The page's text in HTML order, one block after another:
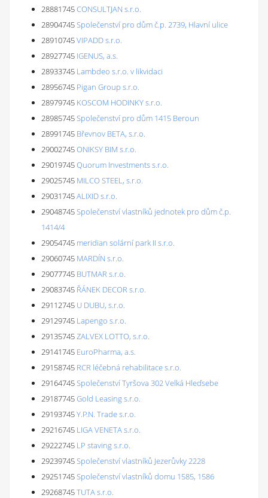
28881745CONSULTJAN s.r.o.
28904745Společenství pro dům č.p. 2739, Hlavní ulice
28910745VIPADD s.r.o.
28927745 IGENUS, a.s.
28933745 Lambdeo s.r.o. v likvidaci
28956745 Pigan Group s.r.o.
28979745 KOSCOM HODINKY s.r.o.
28985745Společenství pro dům 1415 Beroun
28991745 Břevnov BETA, s.r.o.
29002745ONIKSY BIM s.r.o.
29019745Quorum Investments s.r.o.
29025745 MILCO STEEL, s.r.o.
29031745ALIXID s.r.o.
29048745Společenství vlastníků jednotek pro dům č.p.
1414/4
29054745 meridian solární park II s.r.o.
29060745 MARDÍN s.r.o.
29077745 BUTMAR s.r.o.
29083745 ŘÁNEK DECOR s.r.o.
29112745 U DUBU, s.r.o.
29129745 Lapengo s.r.o.
29135745ZALVEX LOTTO, s.r.o.
29141745 EuroPharma, a.s.
29158745 RCR léčebná rehabilitace s.r.o.
29164745Společenství Tyršova 302 Velká Hleďsebe
29187745Gold Leasing s.r.o.
29193745Y.P.N. Trade s.r.o.
29216745 LIGA VENETA s.r.o.
29222745 LP staving s.r.o.
29239745Společenství vlastníků Jezerůvky 2228
29251745Společenství vlastníků domu 1585, 1586
29268745TUTA s.r.o.